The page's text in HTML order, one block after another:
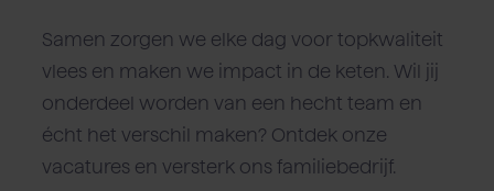
Samen zorgen we elke dag voor topkwaliteit
vlees en maken we impact in de keten. Wil jij
onderdeel worden van een hecht team en
écht het verschil maken? Ontdek onze
vacatures en versterk ons familiebedrijf.